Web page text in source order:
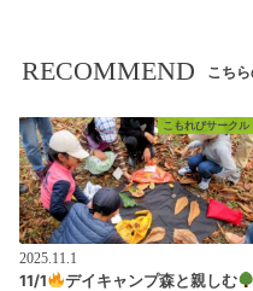
RECOMMEND こちら
こもれびサークル
2025.11.1
11/1
デイキャンプ森と親しむ